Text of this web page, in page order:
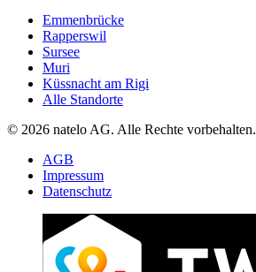
Emmenbrücke
Rapperswil
Sursee
Muri
Küssnacht am Rigi
Alle Standorte
© 2026 natelo AG. Alle Rechte vorbehalten.
AGB
Impressum
Datenschutz